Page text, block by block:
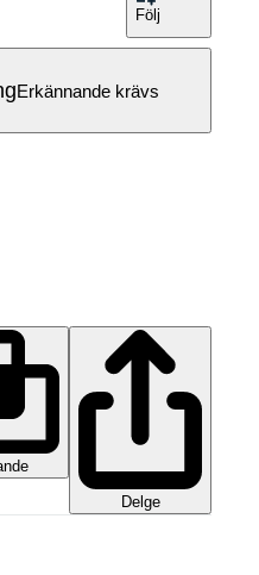
Följ
Erkännande krävs
Delge